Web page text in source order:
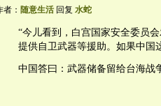
者： 随意生活回复 水蛇
“今儿看到，白宫国家安全委员
提供自卫武器等援助。如果中国
中国答曰：武器储备留给台海战